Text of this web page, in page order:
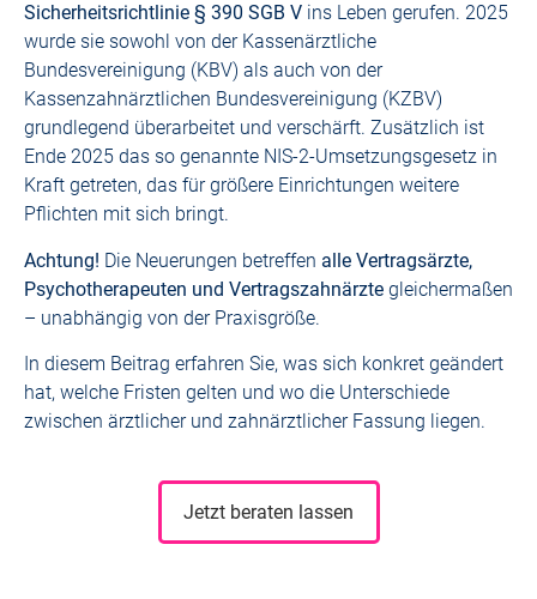
Sicherheitsrichtlinie § 390 SGB V ins Leben gerufen. 2025
wurde sie sowohl von der Kassenärztliche
Bundesvereinigung (KBV) als auch von der
Kassenzahnärztlichen Bundesvereinigung (KZBV)
grundlegend überarbeitet und verschärft. Zusätzlich ist
Ende 2025 das so genannte NIS-2-Umsetzungsgesetz in
Kraft getreten, das für größere Einrichtungen weitere
Pflichten mit sich bringt.
Achtung! Die Neuerungen betreffen alle Vertragsärzte,
Psychotherapeuten und Vertragszahnärzte gleichermaßen
– unabhängig von der Praxisgröße.
In diesem Beitrag erfahren Sie, was sich konkret geändert
hat, welche Fristen gelten und wo die Unterschiede
zwischen ärztlicher und zahnärztlicher Fassung liegen.
Jetzt beraten lassen